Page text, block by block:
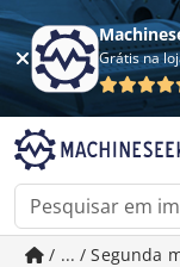
Grátis na
/ ... / Segunda